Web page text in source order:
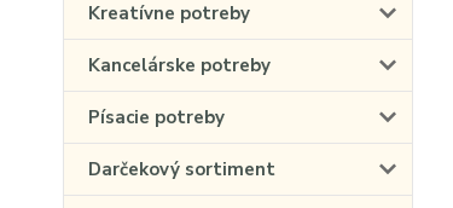
Kreatívne potreby
Kancelárske potreby
Písacie potreby
Darčekový sortiment